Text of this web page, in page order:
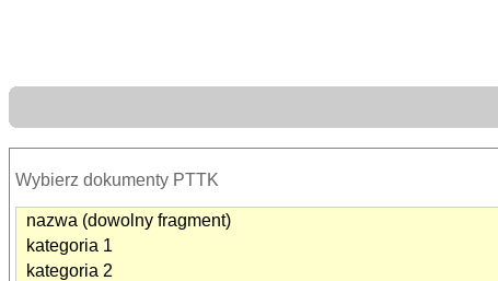
Wybierz dokumenty PTTK
nazwa (dowolny fragment)
kategoria 1
kategoria 2